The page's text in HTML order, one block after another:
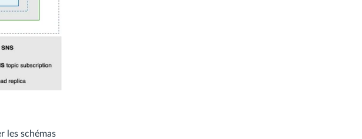
les schémas